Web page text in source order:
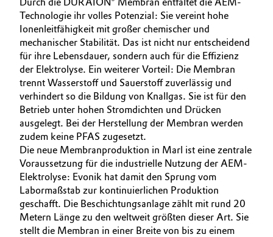
Technologie ihr volles Potenzial: Sie vereint hohe
Ionenleitfähigkeit mit großer chemischer und
mechanischer Stabilität. Das ist nicht nur entscheidend
für ihre Lebensdauer, sondern auch für die Effizienz
der Elektrolyse. Ein weiterer Vorteil: Die Membran
trennt Wasserstoff und Sauerstoff zuverlässig und
verhindert so die Bildung von Knallgas. Sie ist für den
Betrieb unter hohen Stromdichten und Drücken
ausgelegt. Bei der Herstellung der Membran werden
zudem keine PFAS zugesetzt.
Die neue Membranproduktion in Marl ist eine zentrale
Voraussetzung für die industrielle Nutzung der AEM-
Elektrolyse: Evonik hat damit den Sprung vom
Labormaßstab zur kontinuierlichen Produktion
geschafft. Die Beschichtungsanlage zählt mit rund 20
Metern Länge zu den weltweit größten dieser Art. Sie
stellt die Membran in einer Breite von bis zu einem